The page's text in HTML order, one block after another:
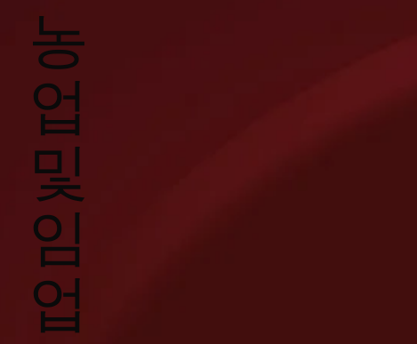
농
업
및
임
업